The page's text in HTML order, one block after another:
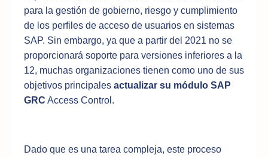
para la gestión de gobierno, riesgo y cumplimiento
de los perfiles de acceso de usuarios en sistemas
SAP. Sin embargo, ya que a partir del 2021 no se
proporcionará soporte para versiones inferiores a la
12, muchas organizaciones tienen como uno de sus
objetivos principales actualizar su módulo SAP
GRC Access Control.
Dado que es una tarea compleja, este proceso